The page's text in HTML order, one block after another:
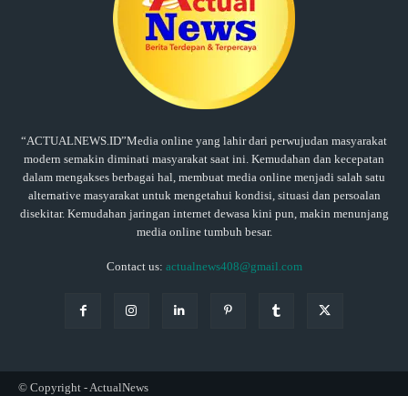
“ACTUALNEWS.ID”Media online yang lahir dari perwujudan masyarakat
modern semakin diminati masyarakat saat ini. Kemudahan dan kecepatan
dalam mengakses berbagai hal, membuat media online menjadi salah satu
alternative masyarakat untuk mengetahui kondisi, situasi dan persoalan
disekitar. Kemudahan jaringan internet dewasa kini pun, makin menunjang
media online tumbuh besar.
Contact us: actualnews408@gmail.com
© Copyright - ActualNews